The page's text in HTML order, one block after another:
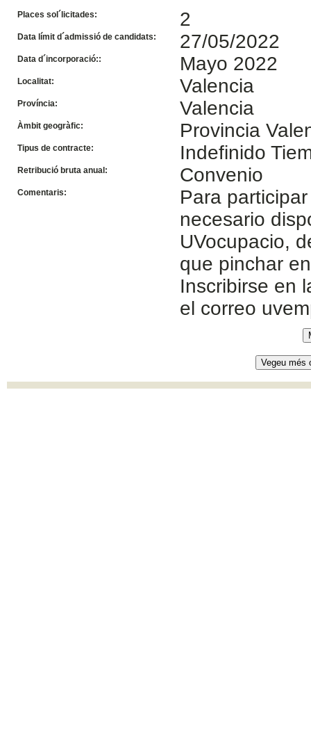
Places sol´licitades: 2
Data límit d´admissió de candidats: 27/05/2022
Data d´incorporació:: Mayo 2022
Localitat: Valencia
Província: Valencia
Àmbit geogràfic: Provincia
Tipus de contracte: Indefinido
Retribució bruta anual: Convenio
Comentaris:
Para
necesario
UVocupacio,
que pinchar
Inscribirse en
el correo